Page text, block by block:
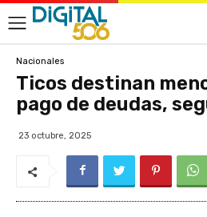
Nacionales
Ticos destinan
pago de deudas,
23 octubre, 2025